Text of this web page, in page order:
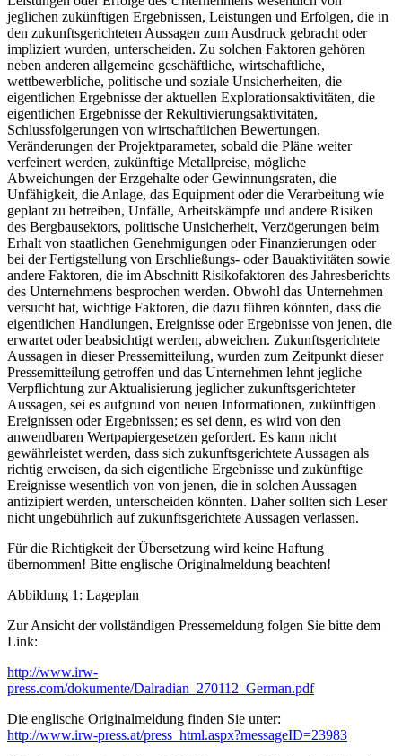
jeglichen zukünftigen Ergebnissen, Leistungen und Erfolgen, die in
den zukunftsgerichteten Aussagen zum Ausdruck gebracht oder
impliziert wurden, unterscheiden. Zu solchen Faktoren gehören
neben anderen allgemeine geschäftliche, wirtschaftliche,
wettbewerbliche, politische und soziale Unsicherheiten, die
eigentlichen Ergebnisse der aktuellen Explorationsaktivitäten, die
eigentlichen Ergebnisse der Rekultivierungsaktivitäten,
Schlussfolgerungen von wirtschaftlichen Bewertungen,
Veränderungen der Projektparameter, sobald die Pläne weiter
verfeinert werden, zukünftige Metallpreise, mögliche
Abweichungen der Erzgehalte oder Gewinnungsraten, die
Unfähigkeit, die Anlage, das Equipment oder die Verarbeitung wie
geplant zu betreiben, Unfälle, Arbeitskämpfe und andere Risiken
des Bergbausektors, politische Unsicherheit, Verzögerungen beim
Erhalt von staatlichen Genehmigungen oder Finanzierungen oder
bei der Fertigstellung von Erschließungs- oder Bauaktivitäten sowie
andere Faktoren, die im Abschnitt Risikofaktoren des Jahresberichts
des Unternehmens besprochen werden. Obwohl das Unternehmen
versucht hat, wichtige Faktoren, die dazu führen könnten, dass die
eigentlichen Handlungen, Ereignisse oder Ergebnisse von jenen, die
erwartet oder beabsichtigt werden, abweichen. Zukunftsgerichtete
Aussagen in dieser Pressemitteilung, wurden zum Zeitpunkt dieser
Pressemitteilung getroffen und das Unternehmen lehnt jegliche
Verpflichtung zur Aktualisierung jeglicher zukunftsgerichteter
Aussagen, sei es aufgrund von neuen Informationen, zukünftigen
Ereignissen oder Ergebnissen; es sei denn, es wird von den
anwendbaren Wertpapiergesetzen gefordert. Es kann nicht
gewährleistet werden, dass sich zukunftsgerichtete Aussagen als
richtig erweisen, da sich eigentliche Ergebnisse und zukünftige
Ereignisse wesentlich von von jenen, die in solchen Aussagen
antizipiert werden, unterscheiden könnten. Daher sollten sich Leser
nicht ungebührlich auf zukunftsgerichtete Aussagen verlassen.
Für die Richtigkeit der Übersetzung wird keine Haftung
übernommen! Bitte englische Originalmeldung beachten!
Abbildung 1: Lageplan
Zur Ansicht der vollständigen Pressemeldung folgen Sie bitte dem
Link:
http://www.irw-
press.com/dokumente/Dalradian_270112_German.pdf
Die englische Originalmeldung finden Sie unter:
http://www.irw-press.at/press_html.aspx?messageID=23983